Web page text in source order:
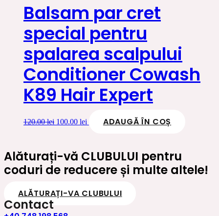
Balsam par cret
special pentru
spalarea scalpului
Conditioner Cowash
K89 Hair Expert
120.00lei Prețul
120.00 lei.
100.00 lei PrețulADAUGĂ ÎN COȘ
Alăturați-vă CLUBULUI pentru
coduri de reducere și multe altele!
ALĂTURAȚI-VA CLUBULUI
Contact